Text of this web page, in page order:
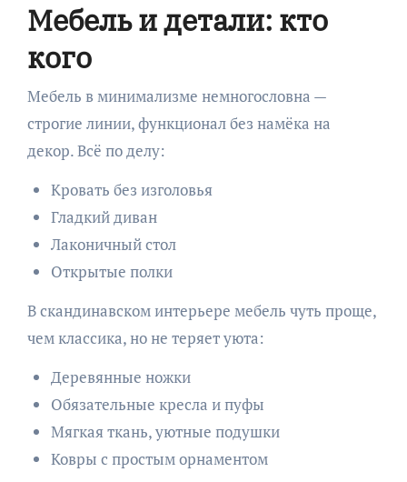
Мебель и детали: кто
кого
Мебель в минимализме немногословна —
строгие линии, функционал без намёка на
декор. Всё по делу:
Кровать без изголовья
Гладкий диван
Лаконичный стол
Открытые полки
В скандинавском интерьере мебель чуть проще,
чем классика, но не теряет уюта:
Деревянные ножки
Обязательные кресла и пуфы
Мягкая ткань, уютные подушки
Ковры с простым орнаментом